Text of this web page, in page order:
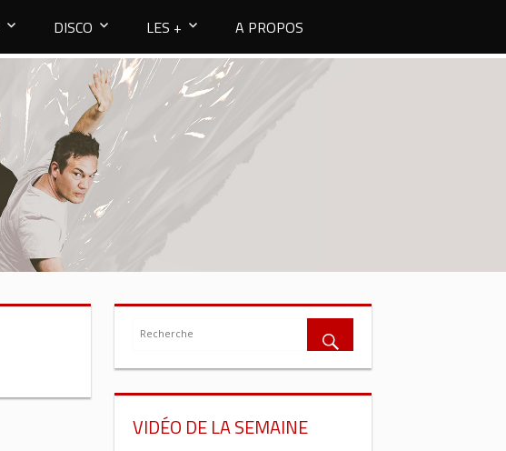
DISCO LES + A PROPOS
VIDÉO DE LA SEMAINE